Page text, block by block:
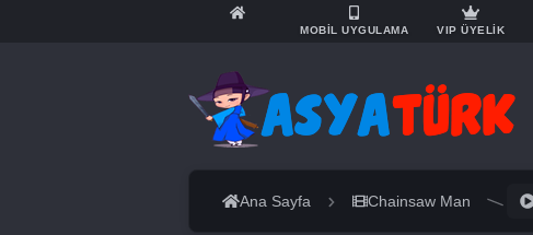
MOBİL UYGULAMA VIP ÜYELİK
Ana Sayfa Chainsaw Man